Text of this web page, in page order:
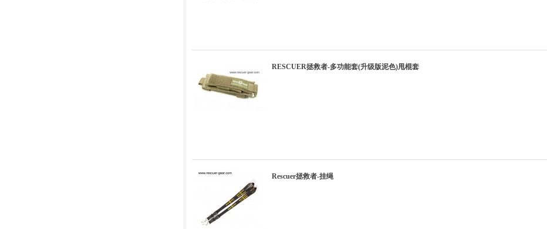
RESCUER拯救者-多功能套(升级版泥色)甩棍套
Rescuer拯救者-挂绳